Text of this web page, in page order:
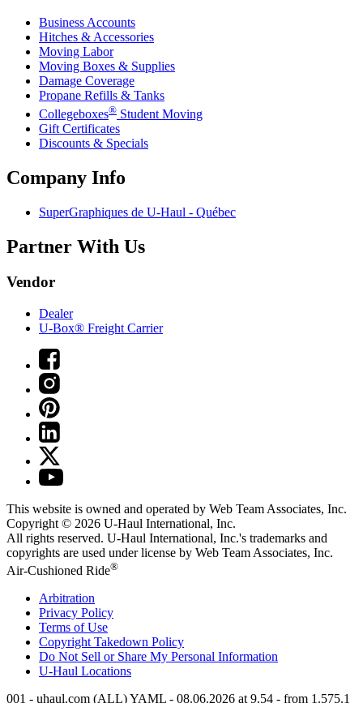
Business Accounts
Hitches & Accessories
Moving Labor
Moving Boxes & Supplies
Damage Coverage
Propane Refills & Tanks
Collegeboxes® Student Moving
Gift Certificates
Discounts & Specials
Company Info
SuperGraphiques de U-Haul - Québec
Partner With Us
Vendor
Dealer
U-Box® Freight Carrier
This website is owned and operated by Web Team Associates, Inc.
Copyright © 2026 U-Haul International, Inc.
All rights reserved. U-Haul International, Inc.'s trademarks and
copyrights are used under license by Web Team Associates, Inc.
Air-Cushioned Ride®
Arbitration
Privacy Policy
Terms of Use
Copyright Takedown Policy
Do Not Sell or Share My Personal Information
U-Haul Locations
001 - uhaul.com (ALL) YAML - 08.06.2026 at 9.54 - from 1.575.1